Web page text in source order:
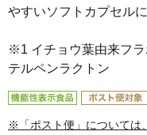
やすいソフトカプセル
※1 イチョウ葉由来フ
テルペンラクトン
※「ポスト便」については